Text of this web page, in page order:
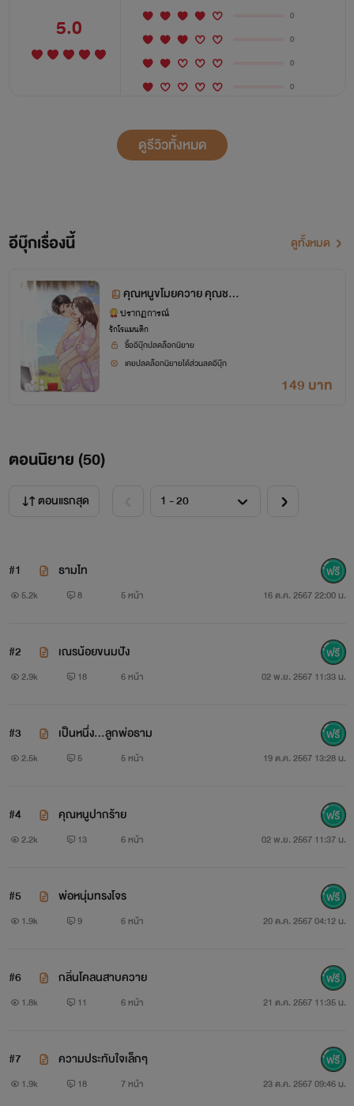
5.0
0
0
0
0
ดูรีวิวทั้งหมด
อีบุ๊กเรื่องนี้ ดูทั้งหมด
คุณหนูขโมยควาย คุณชา
ยขโมยเป็ด
ปรากฏการณ์
รักโรแมนติก
ซื้ออีบุ๊กปลดล็อกนิยาย
เคยปลดล็อกนิยายได้ส่วนลดอีบุ๊ก
149 บาท
ตอนนิยาย (50)
ตอนแรกสุด
#1 ธามไท
5.2k 8 5 หน้า 16 ต.ค. 2567 22:00 น.
#2 เณรน้อยขนมปัง
2.9k 18 6 หน้า 02 พ.ย. 2567 11:33 น.
#3 เป็นหนึ่ง...ลูกพ่อธาม
2.5k 5 5 หน้า 19 ต.ค. 2567 13:28 น.
#4 คุณหนูปากร้าย
2.2k 13 6 หน้า 02 พ.ย. 2567 11:37 น.
#5 พ่อหนุ่มทรงโจร
1.9k 9 6 หน้า 20 ต.ค. 2567 04:12 น.
#6 กลิ่นโคลนสาบควาย
1.8k 11 6 หน้า 21 ต.ค. 2567 11:35 น.
#7 ความประทับใจเล็กๆ
1.9k 18 7 หน้า 23 ต.ค. 2567 09:46 น.